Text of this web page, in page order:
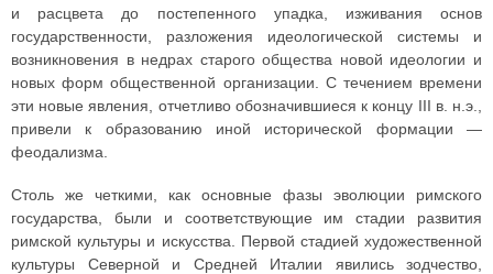
и расцвета до постепенного упадка, изживания основ
государственности, разложения идеологической системы и
возникновения в недрах старого общества новой идеологии и
новых форм общественной организации. С течением времени
эти новые явления, отчетливо обозначившиеся к концу III в. н.э.,
привели к образованию иной исторической формации —
феодализма.
Столь же четкими, как основные фазы эволюции римского
государства, были и соответствующие им стадии развития
римской культуры и искусства. Первой стадией художественной
культуры Северной и Средней Италии явились зодчество,